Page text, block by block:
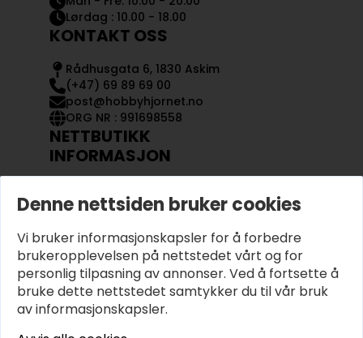
Lørdag : 10.00 - 18.00
KONTAKT OSS
Rådhusgata 6, 1830 Askim
(+47) 69 89 69 00
post@hobbyhjornet.no
ORG NR : 991698558
NETTBUTIKK
INFORMASJON
OM OSS
KJØPSVILKÅR OG BETINGELSER
PERSONVERN
Denne nettsiden bruker cookies
Vi bruker informasjonskapsler for å forbedre
brukeropplevelsen på nettstedet vårt og for
personlig tilpasning av annonser. Ved å fortsette å
bruke dette nettstedet samtykker du til vår bruk
av informasjonskapsler.